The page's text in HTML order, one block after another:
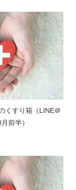
くすり箱（LINE＠
前半）